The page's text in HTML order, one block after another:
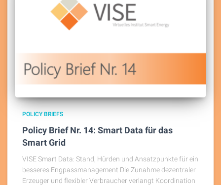
POLICY BRIEFS
Policy Brief Nr. 14: Smart Data für das
Smart Grid
VISE Smart Data: Stand, Hürden und Ansatzpunkte für ein
besseres Engpassmanagement Die Zunahme dezentraler
Erzeuger und flexibler Verbraucher verlangt Koordination